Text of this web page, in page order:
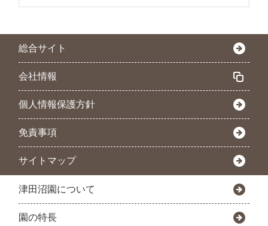
総合サイト
会社情報
個人情報保護方針
免責事項
サイトマップ
津田沼園について
園の特長